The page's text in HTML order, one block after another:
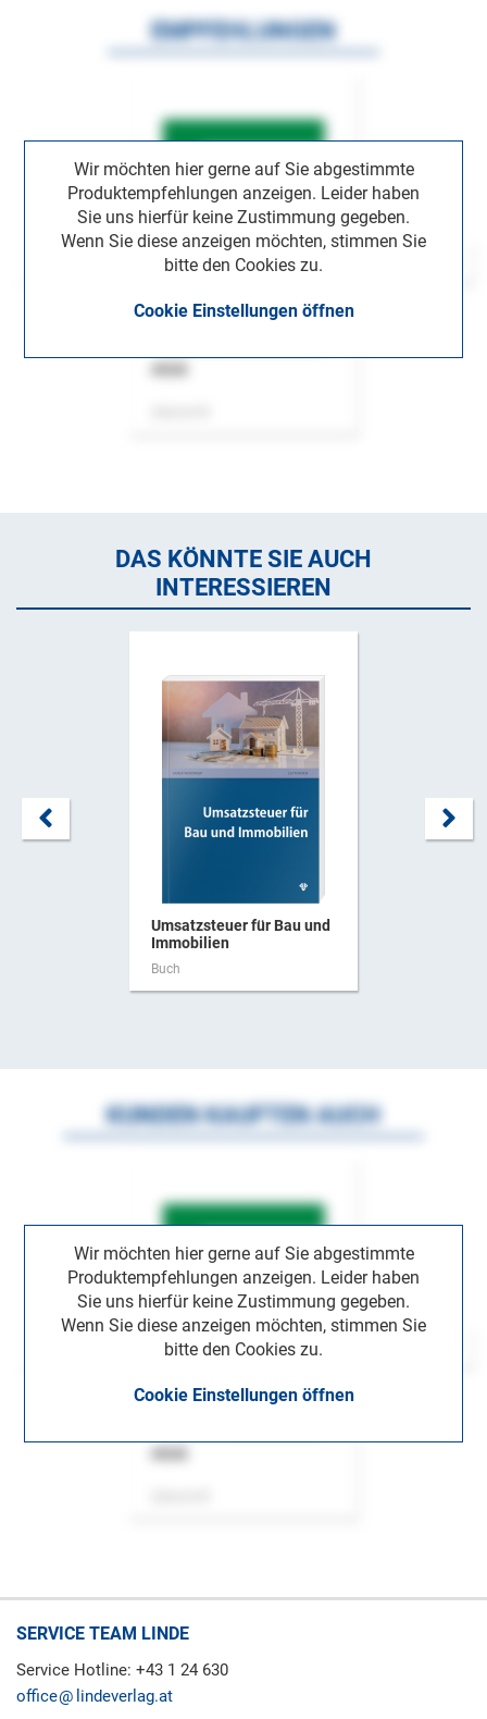
Wir möchten hier gerne auf Sie abgestimmte
Produktempfehlungen anzeigen. Leider haben
Sie uns hierfür keine Zustimmung gegeben.
Wenn Sie diese anzeigen möchten, stimmen Sie
bitte den Cookies zu.
Cookie Einstellungen öffnen
EMPFEHLUNGEN
DAS KÖNNTE SIE AUCH
INTERESSIEREN
Umsatzsteuer für Bau und
Immobilien
Buch
Wir möchten hier gerne auf Sie abgestimmte
Produktempfehlungen anzeigen. Leider haben
Sie uns hierfür keine Zustimmung gegeben.
Wenn Sie diese anzeigen möchten, stimmen Sie
bitte den Cookies zu.
Cookie Einstellungen öffnen
KUNDEN KAUFTEN AUCH
SERVICE TEAM LINDE
Service Hotline: +43 1 24 630
office
lindeverlag.at